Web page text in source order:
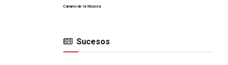
Canario de la Música
Sucesos
SUCESOS